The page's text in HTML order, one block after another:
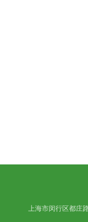
上海市闵行区都庄